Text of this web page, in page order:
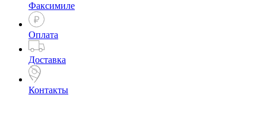
Факсимиле
Оплата
Доставка
Контакты